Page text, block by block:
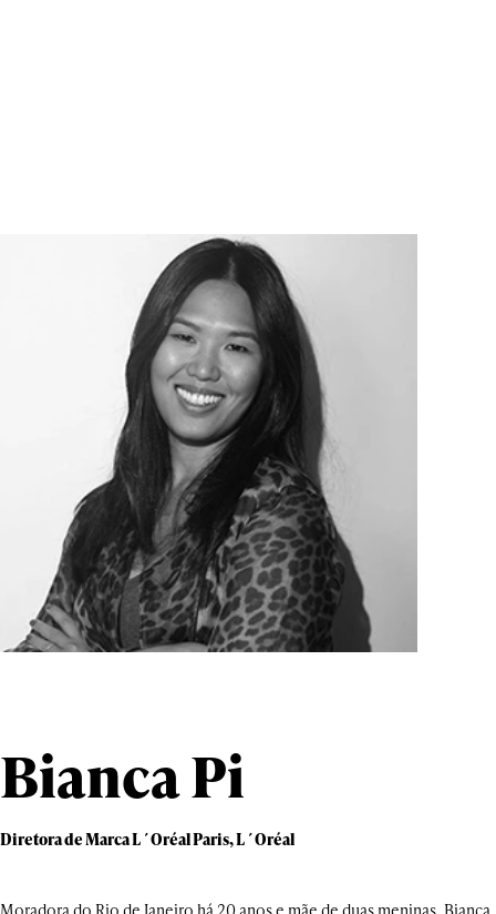
Bianca Pi
Diretora de Marca L´Oréal Paris, L´Oréal